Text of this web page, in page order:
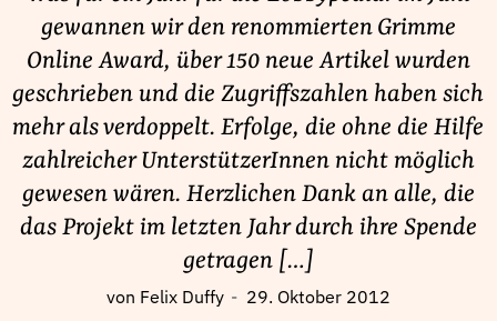
Unsere Schwerpunkte
Lobbykontrolle und Regeln
Lobbyismus und Klima
Macht der Digitalkonzerne
Fördermitglied werden
gewannen wir den renommierten Grimme
Online Award, über 150 neue Artikel wurden
geschrieben und die Zugriffszahlen haben sich
mehr als verdoppelt. Erfolge, die ohne die Hilfe
zahlreicher UnterstützerInnen nicht möglich
gewesen wären. Herzlichen Dank an alle, die
das Projekt im letzten Jahr durch ihre Spende
getragen […]
von Felix Duffy 29. Oktober 2012